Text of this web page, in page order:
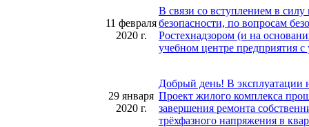
11 февраля
2020 г.
В связи со вступлением в
безопасности, по вопросам
Ростехнадзором (и на
учебном центре предприятия
29 января
2020 г.
Добрый день! В эксплуатации
Проект жилого комплекса
завершения ремонта
трёхфазного напряжения в